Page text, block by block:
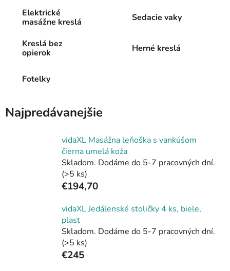
Elektrické
masážne kreslá
Sedacie vaky
Kreslá bez
opierok
Herné kreslá
Fotelky
Najpredávanejšie
vidaXL Masážna leňoška s vankúšom
čierna umelá koža
Skladom. Dodáme do 5-7 pracovných dní.
(>5 ks)
€194,70
vidaXL Jedálenské stoličky 4 ks, biele,
plast
Skladom. Dodáme do 5-7 pracovných dní.
(>5 ks)
€245